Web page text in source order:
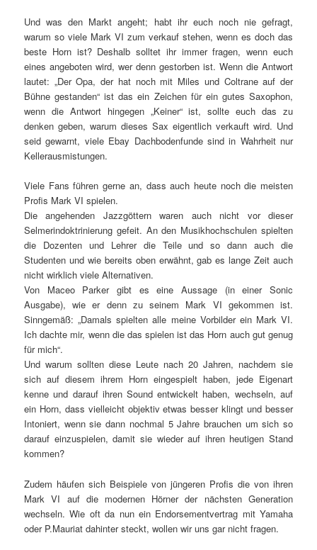
Und was den Markt angeht; habt ihr euch noch nie gefragt,
warum so viele Mark VI zum verkauf stehen, wenn es doch das
beste Horn ist? Deshalb solltet ihr immer fragen, wenn euch
eines angeboten wird, wer denn gestorben ist. Wenn die Antwort
lautet: „Der Opa, der hat noch mit Miles und Coltrane auf der
Bühne gestanden“ ist das ein Zeichen für ein gutes Saxophon,
wenn die Antwort hingegen „Keiner“ ist, sollte euch das zu
denken geben, warum dieses Sax eigentlich verkauft wird. Und
seid gewarnt, viele Ebay Dachbodenfunde sind in Wahrheit nur
Kellerausmistungen.
Viele Fans führen gerne an, dass auch heute noch die meisten
Profis Mark VI spielen.
Die angehenden Jazzgöttern waren auch nicht vor dieser
Selmerindoktrinierung gefeit. An den Musikhochschulen spielten
die Dozenten und Lehrer die Teile und so dann auch die
Studenten und wie bereits oben erwähnt, gab es lange Zeit auch
nicht wirklich viele Alternativen.
Von Maceo Parker gibt es eine Aussage (in einer Sonic
Ausgabe), wie er denn zu seinem Mark VI gekommen ist.
Sinngemäß: „Damals spielten alle meine Vorbilder ein Mark VI.
Ich dachte mir, wenn die das spielen ist das Horn auch gut genug
für mich“.
Und warum sollten diese Leute nach 20 Jahren, nachdem sie
sich auf diesem ihrem Horn eingespielt haben, jede Eigenart
kenne und darauf ihren Sound entwickelt haben, wechseln, auf
ein Horn, dass vielleicht objektiv etwas besser klingt und besser
Intoniert, wenn sie dann nochmal 5 Jahre brauchen um sich so
darauf einzuspielen, damit sie wieder auf ihren heutigen Stand
kommen?
Zudem häufen sich Beispiele von jüngeren Profis die von ihren
Mark VI auf die modernen Hörner der nächsten Generation
wechseln. Wie oft da nun ein Endorsementvertrag mit Yamaha
oder P.Mauriat dahinter steckt, wollen wir uns gar nicht fragen.